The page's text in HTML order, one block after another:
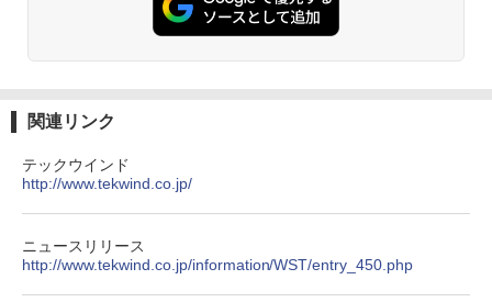
関連リンク
テックウインド
http://www.tekwind.co.jp/
ニュースリリース
http://www.tekwind.co.jp/information/WST/entry_450.php